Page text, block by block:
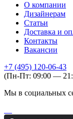
О компании
Дизайнерам
Статьи
Доставка и
Контакты
Вакансии
+7 (495) 120-06-43
(Пн-Пт: 09:00 —
Мы в социальных